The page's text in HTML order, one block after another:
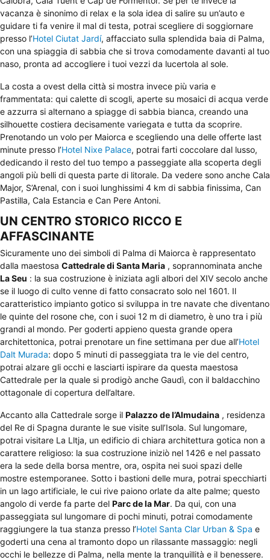
vacanza è sinonimo di relax e la sola idea di salire su un’auto e
guidare ti fa venire il mal di testa, potrai scegliere di soggiornare
presso l’Hotel Ciutat Jardí, affacciato sulla splendida baia di Palma,
con una spiaggia di sabbia che si trova comodamente davanti al tuo
naso, pronta ad accogliere i tuoi vezzi da lucertola al sole.
La costa a ovest della città si mostra invece più varia e
frammentata: qui calette di scogli, aperte su mosaici di acqua verde
e azzurra si alternano a spiagge di sabbia bianca, creando una
silhouette costiera decisamente variegata e tutta da scoprire.
Prenotando un volo per Maiorca e scegliendo una delle offerte last
minute presso l’Hotel Nixe Palace, potrai farti coccolare dal lusso,
dedicando il resto del tuo tempo a passeggiate alla scoperta degli
angoli più belli di questa parte di litorale. Da vedere sono anche Cala
Major, S’Arenal, con i suoi lunghissimi 4 km di sabbia finissima, Can
Pastilla, Cala Estancia e Can Pere Antoni.
UN CENTRO STORICO RICCO E
AFFASCINANTE
Sicuramente uno dei simboli di Palma di Maiorca è rappresentato
dalla maestosa Cattedrale di Santa Maria , soprannominata anche
La Seu : la sua costruzione è iniziata agli albori del XIV secolo anche
se il luogo di culto venne di fatto consacrato solo nel 1601. Il
caratteristico impianto gotico si sviluppa in tre navate che diventano
le quinte del rosone che, con i suoi 12 m di diametro, è uno tra i più
grandi al mondo. Per goderti appieno questa grande opera
architettonica, potrai prenotare un fine settimana per due all’Hotel
Dalt Murada: dopo 5 minuti di passeggiata tra le vie del centro,
potrai alzare gli occhi e lasciarti ispirare da questa maestosa
Cattedrale per la quale si prodigò anche Gaudì, con il baldacchino
ottagonale di copertura dell’altare.
Accanto alla Cattedrale sorge il Palazzo de l’Almudaina , residenza
del Re di Spagna durante le sue visite sull’Isola. Sul lungomare,
potrai visitare La Lltja, un edificio di chiara architettura gotica non a
carattere religioso: la sua costruzione iniziò nel 1426 e nel passato
era la sede della borsa mentre, ora, ospita nei suoi spazi delle
mostre estemporanee. Sotto i bastioni delle mura, potrai specchiarti
in un lago artificiale, le cui rive paiono orlate da alte palme; questo
angolo di verde fa parte del Parc de la Mar. Da qui, con una
passeggiata sul lungomare di pochi minuti, potrai comodamente
raggiungere la tua stanza presso l’Hotel Santa Clar Urban & Spa e
goderti una cena al tramonto dopo un rilassante massaggio: negli
occhi le bellezze di Palma, nella mente la tranquillità e il benessere.